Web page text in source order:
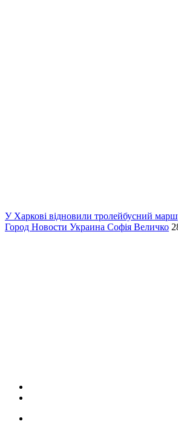
У Харкові відновили тролейбусний
Город Новости Украина Софія Величко